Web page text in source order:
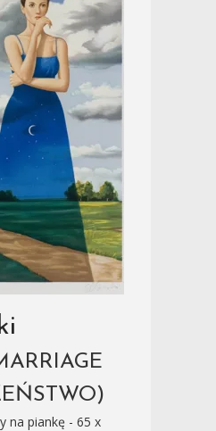
na piankę - 65 x